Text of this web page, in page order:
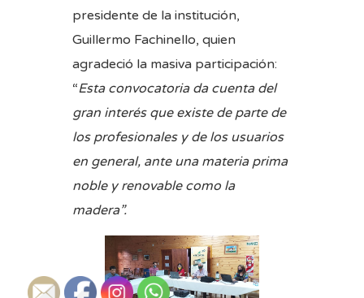
presidente de la institución,
Guillermo Fachinello, quien
agradeció la masiva participación:
“Esta convocatoria da cuenta del
gran interés que existe de parte de
los profesionales y de los usuarios
en general, ante una materia prima
noble y renovable como la
madera”.